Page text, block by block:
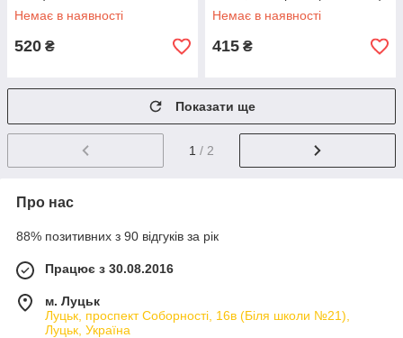
Немає в наявності
520 ₴
Немає в наявності
415 ₴
Показати ще
1 / 2
Про нас
88% позитивних з 90 відгуків за рік
Працює з 30.08.2016
м. Луцьк
Луцьк, проспект Соборності, 16в (Біля школи №21),
Луцьк, Україна